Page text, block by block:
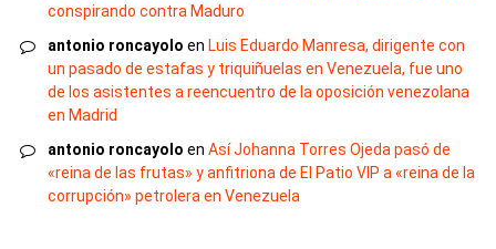
conspirando contra Maduro
antonio roncayolo en Luis Eduardo Manresa, dirigente con
un pasado de estafas y triquiñuelas en Venezuela, fue uno
de los asistentes a reencuentro de la oposición venezolana
en Madrid
antonio roncayolo en Así Johanna Torres Ojeda pasó de
«reina de las frutas» y anfitriona de El Patio VIP a «reina de la
corrupción» petrolera en Venezuela